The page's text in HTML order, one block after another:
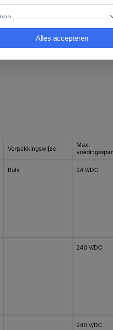
240 V
Verpakkingswijze
Max.
Bulk 24 V/DC
240 V/DC
240 V/DC